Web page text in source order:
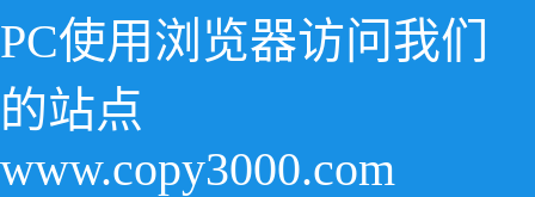
PC使用浏览器访问我们
的站点
www.copy3000.com